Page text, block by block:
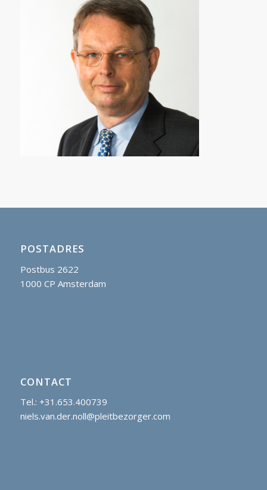
POSTADRES
Postbus 2622
1000 CP Amsterdam
CONTACT
Tel.: +31.653.400739
niels.van.der.noll@pleitbezorger.com